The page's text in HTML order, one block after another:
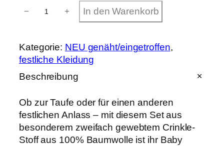
e
l
j
c
e
H
o
s
− + In den Warenkorb
Kategorie: NEU genäht/eingetroffen
festliche Kleidung
Beschreibung
Ob zur Taufe oder für einen anderen
festlichen Anlass – mit diesem Set aus
besonderem zweifach gewebtem Crinkle-
Stoff aus 100% Baumwolle ist ihr Baby